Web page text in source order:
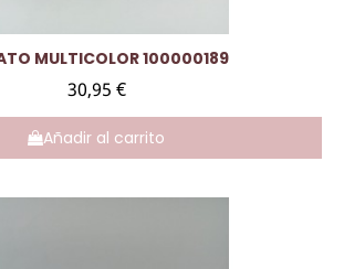
Vista rápida
MULTICOLOR 100000189
30,95 €
Añadir al carrito